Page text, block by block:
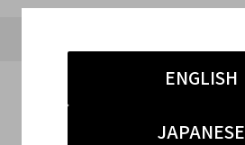
ENGLISH
JAPANESE